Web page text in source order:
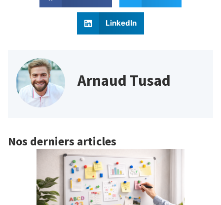
LinkedIn
Arnaud Tusad
Nos derniers articles